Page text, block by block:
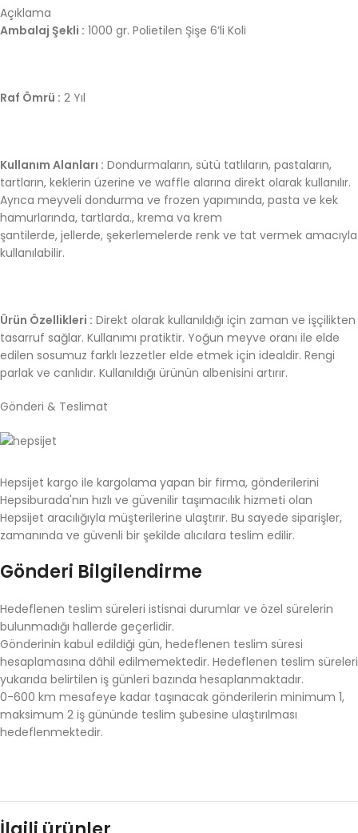
Açıklama
Ambalaj Şekli : 1000 gr. Polietilen Şişe 6’li Koli
Raf Ömrü : 2 Yıl
Kullanım Alanları : Dondurmaların, sütü tatlıların, pastaların,
tartların, keklerin üzerine ve waffle alarına direkt olarak kullanılır.
Ayrıca meyveli dondurma ve frozen yapımında, pasta ve kek
hamurlarında, tartlarda., krema va krem
şantilerde, jellerde, şekerlemelerde renk ve tat vermek amacıyla
kullanılabilir.
Ürün Özellikleri : Direkt olarak kullanıldığı için zaman ve işçilikten
tasarruf sağlar. Kullanımı pratiktir. Yoğun meyve oranı ile elde
edilen sosumuz farklı lezzetler elde etmek için idealdir. Rengi
parlak ve canlıdır. Kullanıldığı ürünün albenisini artırır.
Gönderi & Teslimat
Hepsijet kargo ile kargolama yapan bir firma, gönderilerini
Hepsiburada'nın hızlı ve güvenilir taşımacılık hizmeti olan
Hepsijet aracılığıyla müşterilerine ulaştırır. Bu sayede siparişler,
zamanında ve güvenli bir şekilde alıcılara teslim edilir.
Gönderi Bilgilendirme
Hedeflenen teslim süreleri istisnai durumlar ve özel sürelerin
bulunmadığı hallerde geçerlidir.
Gönderinin kabul edildiği gün, hedeflenen teslim süresi
hesaplamasına dâhil edilmemektedir. Hedeflenen teslim süreleri
yukarıda belirtilen iş günleri bazında hesaplanmaktadır.
0-600 km mesafeye kadar taşınacak gönderilerin minimum 1,
maksimum 2 iş gününde teslim şubesine ulaştırılması
hedeflenmektedir.